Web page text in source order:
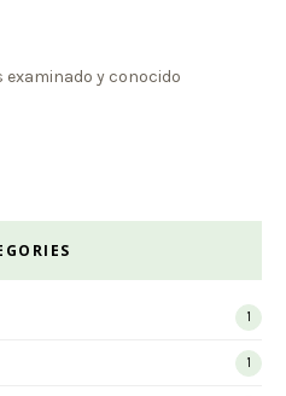
examinado y conocido
1
1